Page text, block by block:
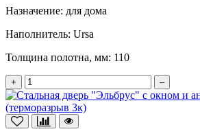
Назначение: для дома
Наполнитель: Ursa
Толщина полотна, мм: 110
+ –